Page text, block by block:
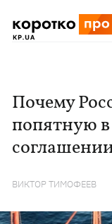
Почему
попятную
ВИКТОР ТИМОФЕЕВ